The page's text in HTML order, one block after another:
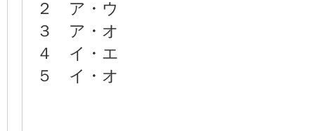
２ ア・ウ
３ ア・オ
４ イ・エ
５ イ・オ